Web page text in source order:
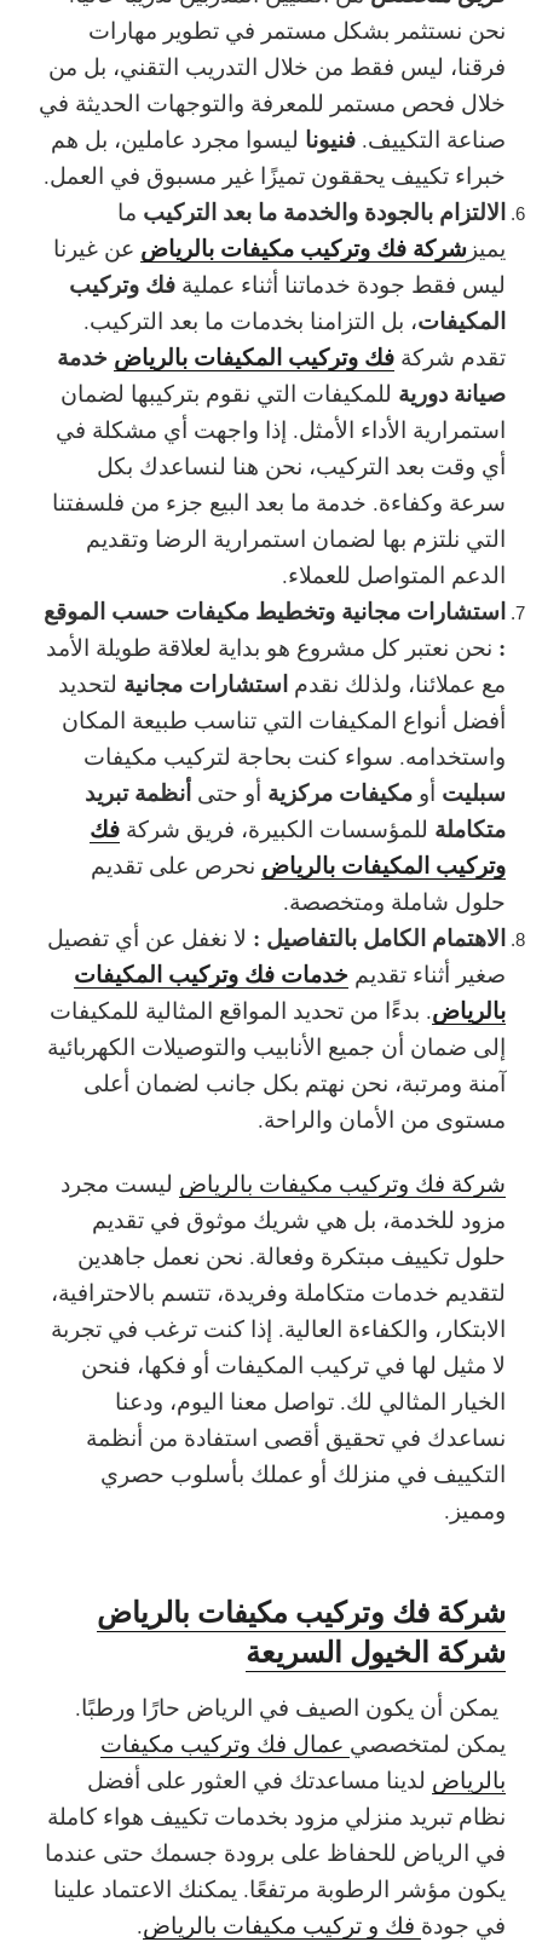
نحن نستثمر بشكل مستمر في تطوير مهارات
فرقنا، ليس فقط من خلال التدريب التقني، بل من
خلال فحص مستمر للمعرفة والتوجهات الحديثة في
صناعة التكييف. فنيونا ليسوا مجرد عاملين، بل هم
خبراء تكييف يحققون تميزًا غير مسبوق في العمل.
الالتزام بالجودة والخدمة ما بعد التركيب ما
يميز شركة فك وتركيب مكيفات بالرياض عن غيرنا
ليس فقط جودة خدماتنا أثناء عملية فك وتركيب
المكيفات، بل التزامنا بخدمات ما بعد التركيب.
تقدم شركة فك وتركيب المكيفات بالرياض خدمة
صيانة دورية للمكيفات التي نقوم بتركيبها لضمان
استمرارية الأداء الأمثل. إذا واجهت أي مشكلة في
أي وقت بعد التركيب، نحن هنا لنساعدك بكل
سرعة وكفاءة. خدمة ما بعد البيع جزء من فلسفتنا
التي نلتزم بها لضمان استمرارية الرضا وتقديم
الدعم المتواصل للعملاء.
استشارات مجانية وتخطيط مكيفات حسب الموقع
: نحن نعتبر كل مشروع هو بداية لعلاقة طويلة الأمد
مع عملائنا، ولذلك نقدم استشارات مجانية لتحديد
أفضل أنواع المكيفات التي تناسب طبيعة المكان
واستخدامه. سواء كنت بحاجة لتركيب مكيفات
سبليت أو مكيفات مركزية أو حتى أنظمة تبريد
متكاملة للمؤسسات الكبيرة، فريق شركة فك
وتركيب المكيفات بالرياض نحرص على تقديم
حلول شاملة ومتخصصة.
الاهتمام الكامل بالتفاصيل : لا نغفل عن أي تفصيل
صغير أثناء تقديم خدمات فك وتركيب المكيفات
بالرياض. بدءًا من تحديد المواقع المثالية للمكيفات
إلى ضمان أن جميع الأنابيب والتوصيلات الكهربائية
آمنة ومرتبة، نحن نهتم بكل جانب لضمان أعلى
مستوى من الأمان والراحة.
شركة فك وتركيب مكيفات بالرياض ليست مجرد
مزود للخدمة، بل هي شريك موثوق في تقديم
حلول تكييف مبتكرة وفعالة. نحن نعمل جاهدين
لتقديم خدمات متكاملة وفريدة، تتسم بالاحترافية،
الابتكار ، والكفاءة العالية. إذا كنت ترغب في تجربة
لا مثيل لها في تركيب المكيفات أو فكها، فنحن
الخيار المثالي لك. تواصل معنا اليوم، ودعنا
نساعدك في تحقيق أقصى استفادة من أنظمة
التكييف في منزلك أو عملك بأسلوب حصري
ومميز.
شركة فك وتركيب مكيفات بالرياض
شركة الخيول السريعة
يمكن أن يكون الصيف في الرياض حارًا ورطبًا.
يمكن لمتخصصي عمال فك وتركيب مكيفات
بالرياض لدينا مساعدتك في العثور على أفضل
نظام تبريد منزلي مزود بخدمات تكييف هواء كاملة
في الرياض للحفاظ على برودة جسمك حتى عندما
يكون مؤشر الرطوبة مرتفعًا. يمكنك الاعتماد علينا
في جودة فك و تركيب مكيفات بالرياض.